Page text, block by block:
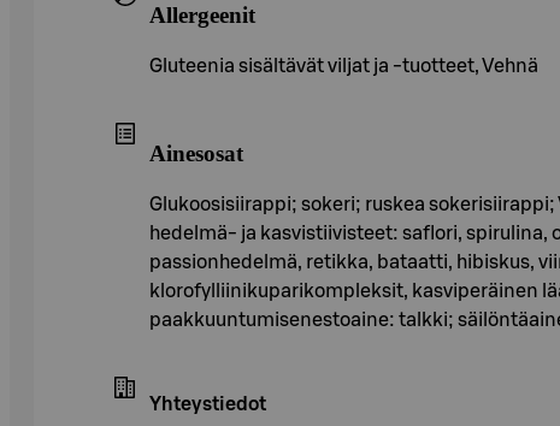
Allergeenit
Gluteenia sisältävät viljat ja -tuotteet, Vehnä
Ainesosat
Glukoosisiirappi; sokeri; ruskea
hedelmä- ja kasvistiivisteet: saflori, spirulina,
passionhedelmä, retikka, bataatti, hibiskus,
klorofylliinikuparikompleksit, kasviperäinen
paakkuuntumisenestoaine: talkki;
Yhteystiedot